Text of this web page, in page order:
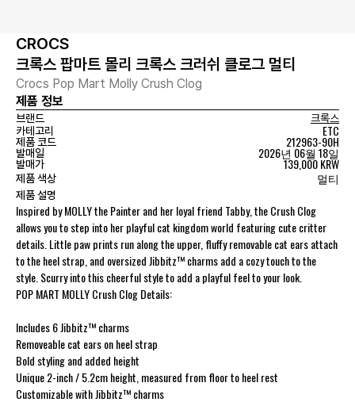
CROCS
크록스 팝마트 몰리 크록스 크러쉬 클로그 멀티
Crocs Pop Mart Molly Crush Clog
제품 정보
브랜드
크록스
카테고리
ETC
제품 코드 212963-90H
발매일 2026년 06월 18일
발매가 139,000 KRW
제품 색상 멀티
제품 설명
Inspired by MOLLY the Painter and her loyal friend Tabby, the Crush Clog
allows you to step into her playful cat kingdom world featuring cute critter
details. Little paw prints run along the upper, fluffy removable cat ears attach
to the heel strap, and oversized Jibbitz™ charms add a cozy touch to the
style. Scurry into this cheerful style to add a playful feel to your look.
POP MART MOLLY Crush Clog Details:
Includes 6 Jibbitz™ charms
Removeable cat ears on heel strap
Bold styling and added height
Unique 2-inch / 5.2cm height, measured from floor to heel rest
Customizable with Jibbitz™ charms